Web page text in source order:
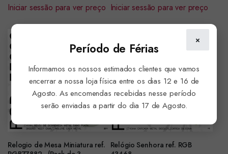
Iniciar sessão para ver preço Iniciar sessão para ver preço
Relogio de Mesa Miniatura ref. Relógio Senhora ref. RGB
×
Período de Férias
Informamos os nossos estimados clientes que vamos
encerrar a nossa loja física entre os dias 12 e 16 de
Agosto. As encomendas recebidas nesse período
serão enviadas a partir do dia 17 de Agosto.